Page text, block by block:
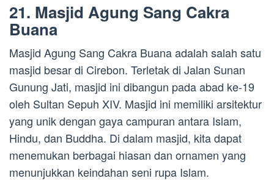
21. Masjid Agung Sang Cakra
Buana
Masjid Agung Sang Cakra Buana adalah salah satu
masjid besar di Cirebon. Terletak di Jalan Sunan
Gunung Jati, masjid ini dibangun pada abad ke-19
oleh Sultan Sepuh XIV. Masjid ini memiliki arsitektur
yang unik dengan gaya campuran antara Islam,
Hindu, dan Buddha. Di dalam masjid, kita dapat
menemukan berbagai hiasan dan ornamen yang
menunjukkan keindahan seni rupa Islam.